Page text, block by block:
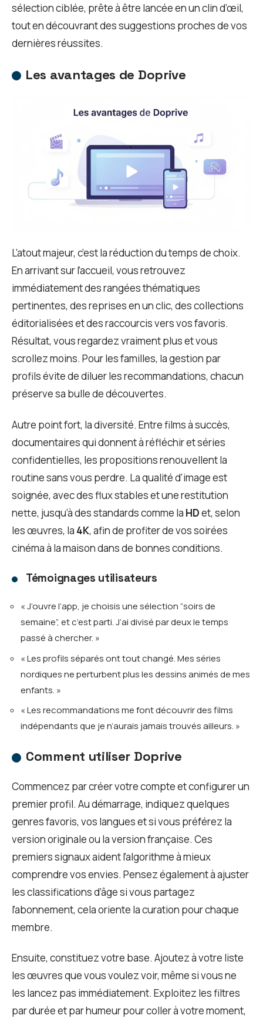
sélection ciblée, prête à être lancée en un clin d’œil,
tout en découvrant des suggestions proches de vos
dernières réussites.
Les avantages de Doprive
L’atout majeur, c’est la réduction du temps de choix.
En arrivant sur l’accueil, vous retrouvez
immédiatement des rangées thématiques
pertinentes, des reprises en un clic, des collections
éditorialisées et des raccourcis vers vos favoris.
Résultat, vous regardez vraiment plus et vous
scrollez moins. Pour les familles, la gestion par
profils évite de diluer les recommandations, chacun
préserve sa bulle de découvertes.
Autre point fort, la diversité. Entre films à succès,
documentaires qui donnent à réfléchir et séries
confidentielles, les propositions renouvellent la
routine sans vous perdre. La qualité d’image est
soignée, avec des flux stables et une restitution
nette, jusqu’à des standards comme la HDet, selon
les œuvres, la 4K, afin de profiter de vos soirées
cinéma à la maison dans de bonnes conditions.
Témoignages utilisateurs
« J’ouvre l’app, je choisis une sélection “soirs de
semaine”, et c’est parti. J’ai divisé par deux le temps
passé à chercher. »
« Les profils séparés ont tout changé. Mes séries
nordiques ne perturbent plus les dessins animés de mes
enfants. »
« Les recommandations me font découvrir des films
indépendants que je n’aurais jamais trouvés ailleurs. »
Comment utiliser Doprive
Commencez par créer votre compte et configurer un
premier profil. Au démarrage, indiquez quelques
genres favoris, vos langues et si vous préférez la
version originale ou la version française. Ces
premiers signaux aident l’algorithme à mieux
comprendre vos envies. Pensez également à ajuster
les classifications d’âge si vous partagez
l’abonnement, cela oriente la curation pour chaque
membre.
Ensuite, constituez votre base. Ajoutez à votre liste
les œuvres que vous voulez voir, même si vous ne
les lancez pas immédiatement. Exploitez les filtres
par durée et par humeur pour coller à votre moment,